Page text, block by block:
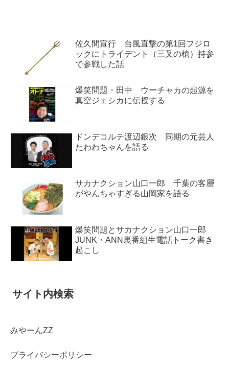
佐久間宣行 台風直撃の第1回フジロ
ックにトライデント（三叉の槍）持参
で参戦した話
爆笑問題・田中 ウーチャカの起源を
真空ジェシカに伝授する
ドンデコルテ渡辺銀次 同期の元芸人
たわわちゃんを語る
サカナクション山口一郎 千葉の客層
がやんちゃすぎる山岡家を語る
爆笑問題とサカナクション山口一郎
JUNK・ANN裏番組生電話トーク書き
起こし
サイト内検索
みやーんZZ
プライバシーポリシー